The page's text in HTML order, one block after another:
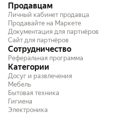
Продавцам
Личный кабинет продавца
Продавайте на Маркете
Документация для партнёров
Сайт для партнёров
Сотрудничество
Реферальная программа
Категории
Досуг и развлечения
Мебель
Бытовая техника
Гигиена
Электроника